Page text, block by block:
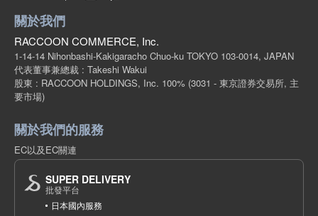
關於我們
RACCOON COMMERCE, Inc.
1-14-14 Nihonbashi-Kakigaracho Chuo-ku TOKYO 103-0014, JAPAN
代表董事兼總裁 : Takeshi Wakui
股東 : RACCOON HOLDINGS, Inc. 100% (3031 - 東京證券交易所, 主
要市場)
關於我們的服務
EC以及EC關連
SUPER DELIVERY
批發平台
日本國內服務